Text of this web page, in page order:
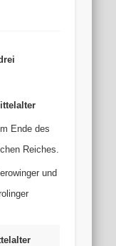
Ende des
Reiches.
und